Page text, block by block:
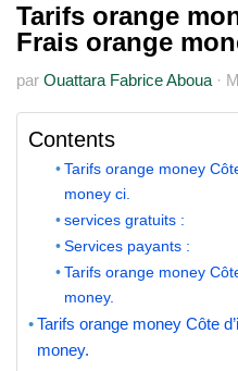
Tarifs orange
Frais orange
par Ouattara Fabrice Aboua ·
Contents
Tarifs orange money
money ci.
services gratuits :
Services payants :
Tarifs orange money
money.
Tarifs orange money Côte
money.